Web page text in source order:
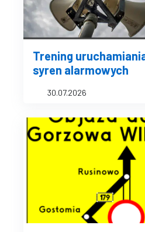
Trening
syren alarmowych
30.07.2026